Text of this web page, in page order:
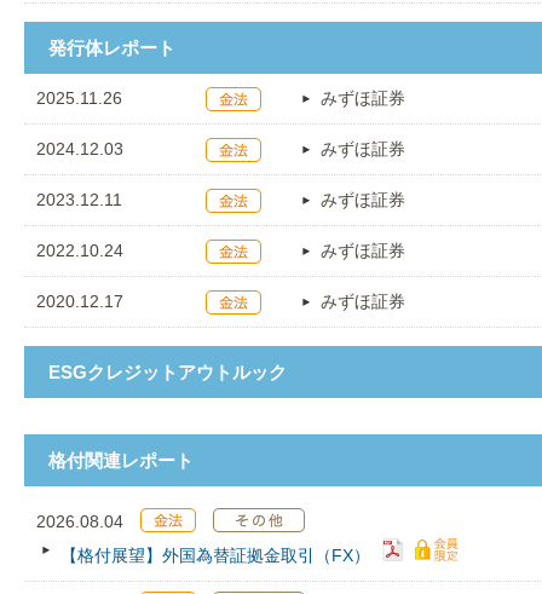
発行体レポート
2025.11.26 みずほ証券
2024.12.03 みずほ証券
2023.12.11 みずほ証券
2022.10.24 みずほ証券
2020.12.17 みずほ証券
ESGクレジットアウトルック
格付関連レポート
2026.08.04
【格付展望】外国為替証拠金取引（FX）